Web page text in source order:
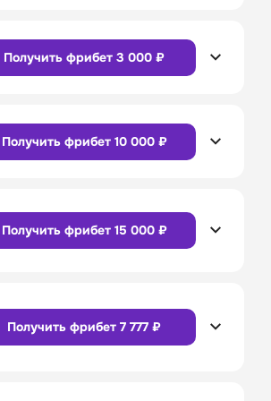
Сайт Приложение
Сайт Приложение
Получить фрибет 3 000 ₽
Получить фрибет 10 000 ₽
Получить фрибет 15 000 ₽
Получить фрибет 7 777 ₽